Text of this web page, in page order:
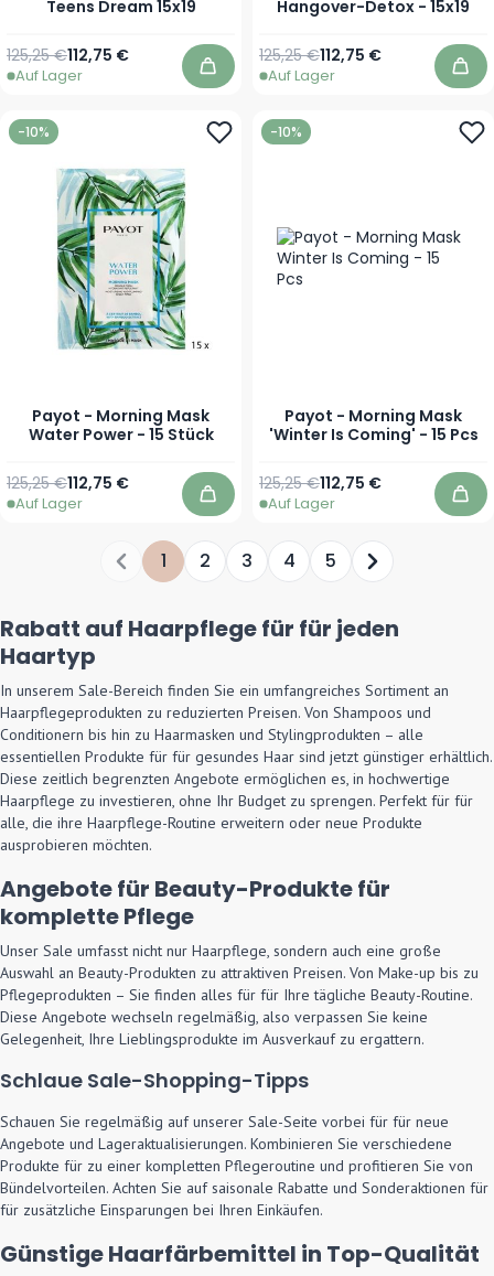
Teens Dream 15x19
Sonderpreis
112,75 €
Regulärer Preis
125,25 €
Auf Lager In den Warenkorb
Hangover-Detox - 15x19
Sonderpreis
112,75 €
Regulärer Preis
125,25 €
Auf Lager In
-10%
Payot - Morning Mask
Water Power - 15 Stück
Sonderpreis
112,75 €
Regulärer Preis
125,25 €
Auf Lager In den Warenkorb
-10%
Payot - Morning Mask
'Winter Is Coming' - 15 Pcs
Sonderpreis
112,75 €
Regulärer Preis
125,25 €
Auf Lager In
Sie lesen gerade die Seite
1 Seite
2 Seite
3 Seite
4 Seite
5 Seite
Rabatt auf Haarpflege für für jeden
Haartyp
In unserem Sale-Bereich finden Sie ein umfangreiches Sortiment an
Haarpflegeprodukten zu reduzierten Preisen. Von Shampoos und
Conditionern bis hin zu Haarmasken und Stylingprodukten – alle
essentiellen Produkte für für gesundes Haar sind jetzt günstiger erhältlich.
Diese zeitlich begrenzten Angebote ermöglichen es, in hochwertige
Haarpflege zu investieren, ohne Ihr Budget zu sprengen. Perfekt für für
alle, die ihre Haarpflege-Routine erweitern oder neue Produkte
ausprobieren möchten.
Angebote für Beauty-Produkte für
komplette Pflege
Unser Sale umfasst nicht nur Haarpflege, sondern auch eine große
Auswahl an Beauty-Produkten zu attraktiven Preisen. Von Make-up bis zu
Pflegeprodukten – Sie finden alles für für Ihre tägliche Beauty-Routine.
Diese Angebote wechseln regelmäßig, also verpassen Sie keine
Gelegenheit, Ihre Lieblingsprodukte im Ausverkauf zu ergattern.
Schlaue Sale-Shopping-Tipps
Schauen Sie regelmäßig auf unserer Sale-Seite vorbei für für neue
Angebote und Lageraktualisierungen. Kombinieren Sie verschiedene
Produkte für zu einer kompletten Pflegeroutine und profitieren Sie von
Bündelvorteilen. Achten Sie auf saisonale Rabatte und Sonderaktionen für
für zusätzliche Einsparungen bei Ihren Einkäufen.
Günstige Haarfärbemittel in Top-Qualität